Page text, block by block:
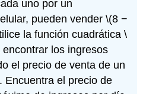
uno por un
pueden vender\(8 −
la función cuadrática\
encontrar los ingresos
el precio de venta de un
. Encuentra el precio de